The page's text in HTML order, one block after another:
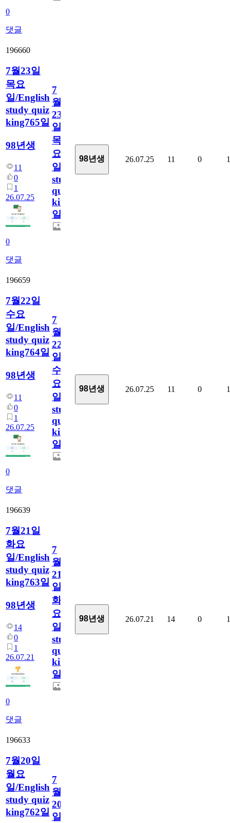
0
댓글
196660
7월23일
목요
일/English
study quiz
king765일
98년생
11
0
1
26.07.25
0
댓글
7
월
23
일
목
요
일/English
study
quiz
king765
일
98년생 26.07.25 11 0 1
196659
7월22일
수요
일/English
study quiz
king764일
98년생
11
0
1
26.07.25
0
댓글
7
월
22
일
수
요
일/English
study
quiz
king764
일
98년생 26.07.25 11 0 1
196639
7월21일
화요
일/English
study quiz
king763일
98년생
14
0
1
26.07.21
0
댓글
7
월
21
일
화
요
일/English
study
quiz
king763
일
98년생 26.07.21 14 0 1
196633
7월20일
월요
일/English
study quiz
king762일
7
월
20
일